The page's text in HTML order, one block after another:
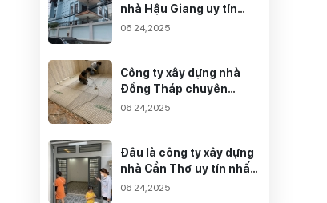
nhà Hậu Giang uy tín
nào đảm bảo chất lượng
06 24,2025
Công ty xây dựng nhà
Đồng Tháp chuyên
nghiệp - Tận tâm
06 24,2025
Đâu là công ty xây dựng
nhà Cần Thơ uy tín nhất
mà bạn nên quan tâm?
06 24,2025